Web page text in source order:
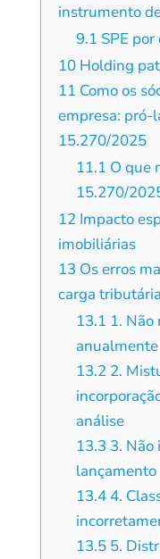
instrumento
9.1 SPE
10 Holding
11 Como os
empresa: pró-
15.270/2025
11.1 O que
15.270/
12 Impacto
imobiliárias
13 Os erros
carga tributária
13.1 1.
anualmente
13.2 2.
análise
13.3 3. Não
lançamento
13.4 4.
13.5 5.